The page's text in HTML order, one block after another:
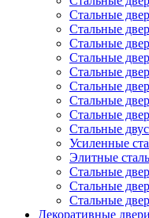
Стальные
Стальные
Стальные
Стальные
Стальные
Стальные
Стальные
Стальные
Стальные
Усиленные
Элитные
Стальные
Стальные
Стальные
Декоративные двери